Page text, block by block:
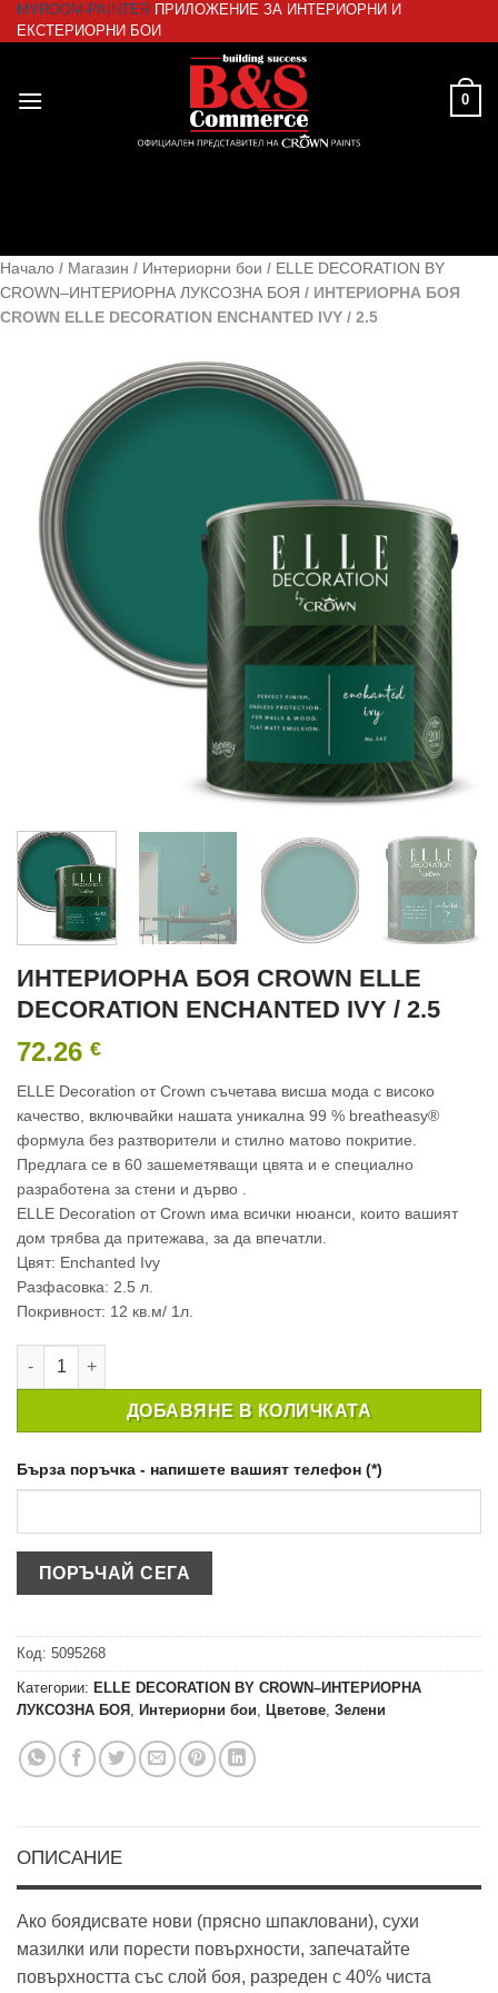
Skip
to
MYROOM-PAINTER ПРИЛОЖЕНИЕ ЗА ИНТЕРИОРНИ И
ЕКСТЕРИОРНИ БОИ
0
Начало / Магазин / Интериорни бои / ELLE DECORATION BY
CROWN–ИНТЕРИОРНА ЛУКСОЗНА БОЯ / ИНТЕРИОРНА БОЯ
CROWN ELLE DECORATION ENCHANTED IVY / 2.5
ИНТЕРИОРНА БОЯ CROWN ELLE
DECORATION ENCHANTED IVY / 2.5
72.26 €
ELLE Decoration от Crown съчетава висша мода с високо
качество, включвайки нашата уникална 99 % breatheasy®
формула без разтворители и стилно матово покритие.
Предлага се в 60 зашеметяващи цвята и e специално
разработена за стени и дърво .
ELLE Decoration от Crown има всички нюанси, които вашият
дом трябва да притежава, за да впечатли.
Цвят: Enchanted Ivy
Разфасовка: 2.5 л.
Покривност: 12 кв.м/ 1л.
количество за ИНТЕРИОРНА БОЯ CROWN ELLE DECORATION
ДОБАВЯНЕ В КОЛИЧКАТА
Бърза поръчка - напишете вашият телефон (*)
Код: 5095268
Категории: ELLE DECORATION BY CROWN–ИНТЕРИОРНА
ЛУКСОЗНА БОЯ Интериорни бои Цветове Зелени
ОПИСАНИЕ
Ако боядисвате нови (прясно шпакловани), сухи
мазилки или порести повърхности, запечатайте
повърхността със слой боя, разреден с 40% чиста